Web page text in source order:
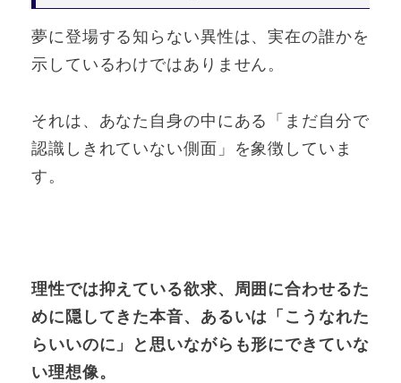
夢に登場する知らない異性は、実在の誰かを
示しているわけではありません。
それは、あなた自身の中にある「まだ自分で
認識しきれていない側面」を象徴していま
す。
理性では抑えている欲求、周囲に合わせるた
めに隠してきた本音、あるいは「こうなれた
らいいのに」と思いながらも形にできていな
い理想像。